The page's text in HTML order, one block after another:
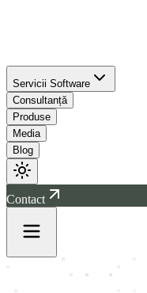
Servicii Software
Consultanță
Produse
Media
Blog
Contact